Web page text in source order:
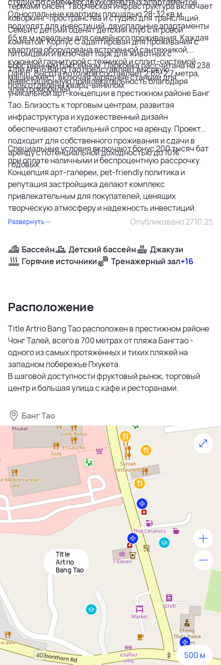
термами онсен. Творческая инфраструктура включает
коворкинг-пространства и студию для трансляций.
Семьи с детьми оценят детский клуб с игровой
комнатой. Корпус C адаптирован для проживания с
питомцами и включает парк для животных с
собственным бассейном. Парковка рассчитана на 238
машиномест, включая зарядные станции для
электромобилей.
Односпальные квартиры площадью 28-32 кв.м
подходят для инвестиций, двуспальные апартаменты
65 кв.м идеальны для семейного проживания. Каждая
квартира оборудована встроенной сантехникой,
кухонной гарнитурой с техникой и сплит-системой
Daikin. Высота потолков составляет 2,65-2,7 метра,
полы отделаны кварц-винилом.
Title Artrio Bang Tao представляет высокую
инвестиционную привлекательность благодаря
уникальной арт-концепции в престижном районе Банг
Тао. Близость к торговым центрам, развитая
инфраструктура и художественный дизайн
обеспечивают стабильный спрос на аренду. Проект
подходит для собственного проживания и сдачи в
аренду с потенциальной доходностью до 10%
годовых.
Специальные условия включают бонус 200 тысяч бат
при оплате наличными и беспроцентную рассрочку.
Концепция арт-галереи, pet-friendly политика и
репутация застройщика делают комплекс
привлекательным для покупателей, ценящих
творческую атмосферу и надежность инвестиций.
Развернуть Опубликовано 27.10.25
Бассейн Детский бассейн
Джакузи
Горячие источники
Тренажерный зал+16
Расположение
Title Artrio Bang Tao расположен в престижном районе
Чонг Талей, всего в 700 метрах от пляжа Бангтао -
одного из самых протяжённых и тихих пляжей на
западном побережье Пхукета.
В шаговой доступности фруктовый рынок, торговый
центр и большая улица с кафе и ресторанами.
Банг Тао
Title
Artrio
Bang Tao
500 м
500 м
1500 м
3 км
5 км